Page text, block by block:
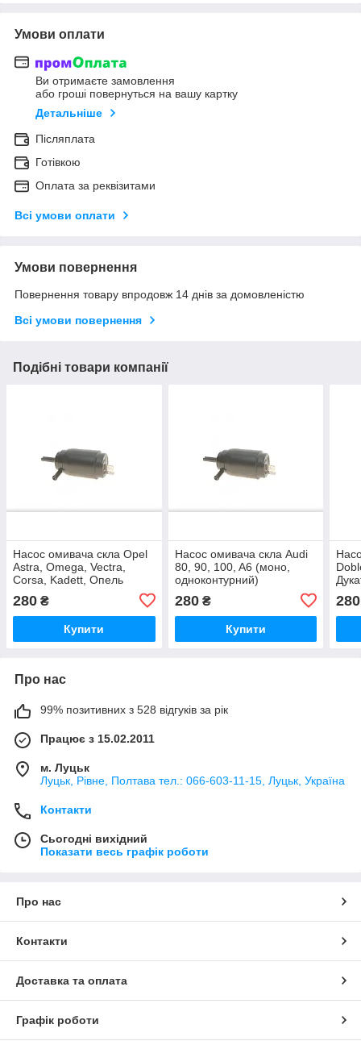
Умови оплати
Ви отримаєте замовлення
або гроші повернуться на вашу картку
Детальніше
Післяплата
Готівкою
Оплата за реквізитами
Всі умови оплати
Умови повернення
Повернення товару впродовж 14 днів за домовленістю
Всі умови повернення
Подібні товари компанії
Насос омивача скла Opel
Astra, Omega, Vectra,
Corsa, Kadett, Опель
Кадет (моно,
одноконтурний)
280 ₴
Купити
Насос омивача скла Audi
80, 90, 100, A6 (моно,
одноконтурний)
280₴
Купити
280
Про нас
99% позитивних з 528 відгуків за рік
Працює з 15.02.2011
м. Луцьк
Луцьк, Рівне, Полтава тел.: 066-603-11-15, Луцьк, Україна
Контакти
Сьогодні вихідний
Показати весь графік роботи
Про нас
Контакти
Доставка та оплата
Графік роботи